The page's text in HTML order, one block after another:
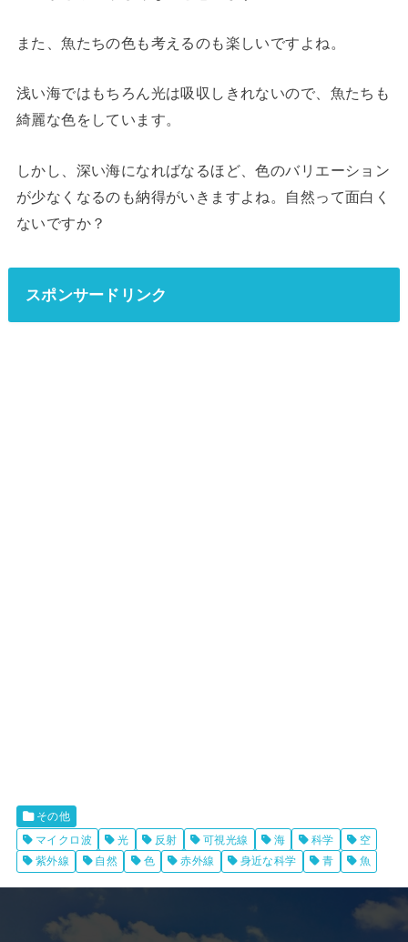
また、魚たちの色も考えるのも楽しいですよね。
浅い海ではもちろん光は吸収しきれないので、魚たちも
綺麗な色をしています。
しかし、深い海になればなるほど、色のバリエーション
が少なくなるのも納得がいきますよね。自然って面白く
ないですか？
スポンサードリンク
その他
マイクロ波
光 反射 可視光線 海 科学
空
紫外線
自然 色 赤外線 身近な科学 青 魚